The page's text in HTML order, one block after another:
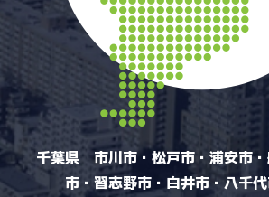
千葉県 市川市・松戸市・浦安市
市・習志野市・白井市・八千